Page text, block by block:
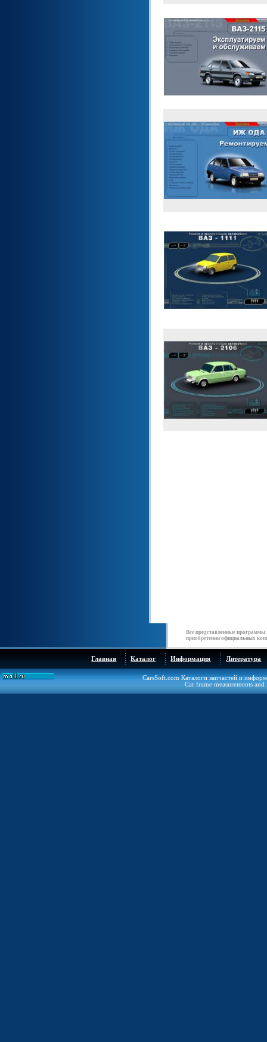
Все представленные
приобретении официальных
Главная Каталог Информация Литература
CarsSoft.com Каталоги запчастей и
Car frame measurements